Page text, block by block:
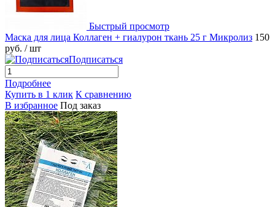
Быстрый просмотр
Маска для лица Коллаген + гиалурон ткань 25 г Микролиз 150
руб. / шт
Подписаться
Подробнее
Купить в 1 клик К сравнению
В избранное Под заказ